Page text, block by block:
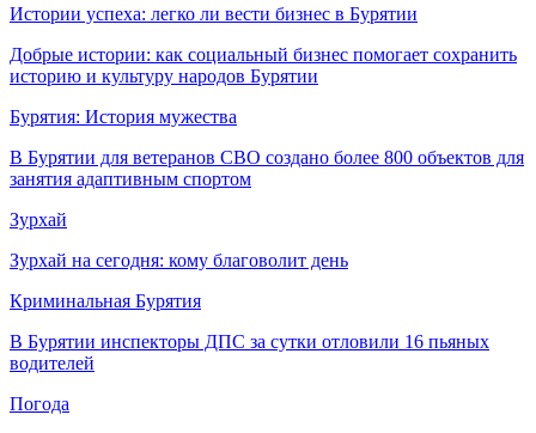
Истории успеха: легко ли вести бизнес в Бурятии
Добрые истории: как социальный бизнес помогает сохранить
историю и культуру народов Бурятии
Бурятия: История мужества
В Бурятии для ветеранов СВО создано более 800 объектов для
занятия адаптивным спортом
Зурхай
Зурхай на сегодня: кому благоволит день
Криминальная Бурятия
В Бурятии инспекторы ДПС за сутки отловили 16 пьяных
водителей
Погода